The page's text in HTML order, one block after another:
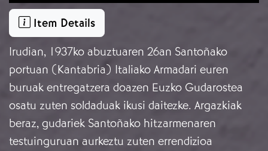
Item Details
Irudian, 1937ko abuztuaren 26an Santoñako
portuan (Kantabria) Italiako Armadari euren
buruak entregatzera doazen Euzko Gudarostea
osatu zuten soldaduak ikusi daitezke. Argazkiak
beraz, gudariek Santoñako hitzarmenaren
testuinguruan aurkeztu zuten errendizioa